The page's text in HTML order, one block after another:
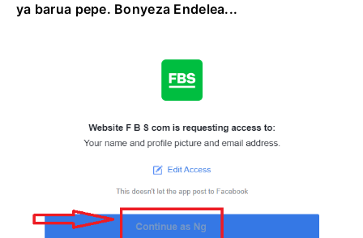
ya barua pepe. Bonyeza Endelea...